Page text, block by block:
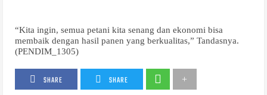
“Kita ingin, semua petani kita senang dan ekonomi bisa
membaik dengan hasil panen yang berkualitas,” Tandasnya.
(PENDIM_1305)
SHARE SHARE